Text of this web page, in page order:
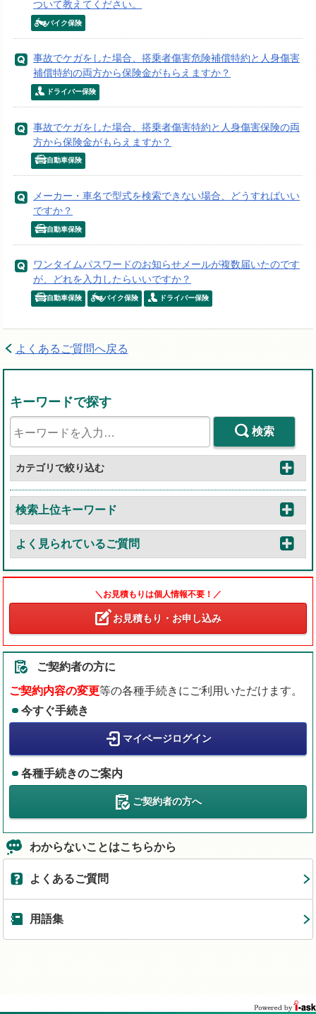
ついて教えてください。
バイク保険
事故でケガをした場合、搭乗者傷害危険補償特約と人身傷害
補償特約の両方から保険金がもらえますか？
ドライバー保険
事故でケガをした場合、搭乗者傷害特約と人身傷害保険の両
方から保険金がもらえますか？
自動車保険
メーカー・車名で型式を検索できない場合、どうすればいい
ですか？
自動車保険
ワンタイムパスワードのお知らせメールが複数届いたのです
が、どれを入力したらいいですか？
自動車保険 バイク保険 ドライバー保険
よくあるご質問へ戻る
キーワードで探す
検索
カテゴリで絞り込む
検索上位キーワード
よく見られているご質問
＼お見積もりは個人情報不要！／
お見積もり・お申し込み
ご契約者の方に
ご契約内容の変更等の各種手続きにご利用いただけます。
今すぐ手続き
マイページログイン
各種手続きのご案内
ご契約者の方へ
わからないことはこちらから
よくあるご質問
用語集